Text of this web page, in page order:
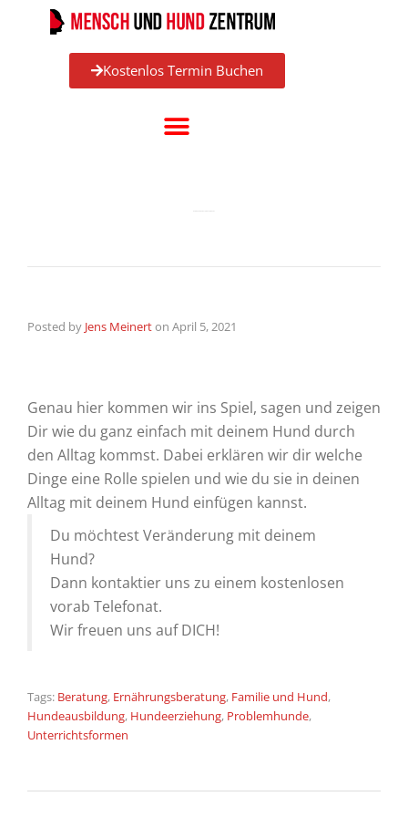
Kostenlos Termin Buchen
Posted by Jens Meinerton April 5, 2021
Genau hier kommen wir ins Spiel, sagen und zeigen
Dir wie du ganz einfach mit deinem Hund durch
den Alltag kommst. Dabei erklären wir dir welche
Dinge eine Rolle spielen und wie du sie in deinen
Alltag mit deinem Hund einfügen kannst.
Du möchtest Veränderung mit deinem
Hund?
Dann kontaktier uns zu einem kostenlosen
vorab Telefonat.
Wir freuen uns auf DICH!
Tags: Beratung, Ernährungsberatung, Familie und Hund,
Hundeausbildung, Hundeerziehung, Problemhunde,
Unterrichtsformen